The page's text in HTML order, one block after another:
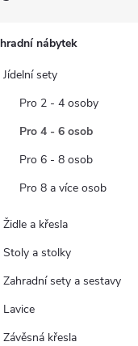
nábytek
Jídelní sety
Pro 2 - 4 osoby
Pro 4 - 6 osob
Pro 6 - 8 osob
Pro 8 a více osob
Židle a křesla
Stoly a stolky
Zahradní sety a sestavy
Lavice
Závěsná křesla